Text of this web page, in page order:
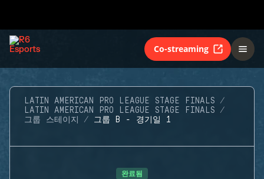
Co-streaming
LATIN AMERICAN PRO LEAGUE STAGE FINALS
LATIN AMERICAN PRO LEAGUE STAGE FINALS
그룹 스테이지
그룹 B - 경기일 1
완료됨